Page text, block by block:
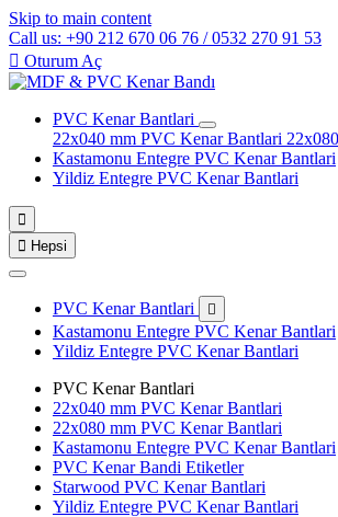
Skip to main content
Call us: +90 212 670 06 76 / 0532 270 91 53
 Oturum Aç
PVC Kenar Bantlari
22x040 mm PVC Kenar Bantlari
Kastamonu Entegre PVC Kenar Bantlari
Yildiz Entegre PVC Kenar Bantlari

 Hepsi
PVC Kenar Bantlari 
Kastamonu Entegre PVC Kenar Bantlari
Yildiz Entegre PVC Kenar Bantlari
PVC Kenar Bantlari
22x040 mm PVC Kenar Bantlari
22x080 mm PVC Kenar Bantlari
Kastamonu Entegre PVC Kenar Bantlari
PVC Kenar Bandi Etiketler
Starwood PVC Kenar Bantlari
Yildiz Entegre PVC Kenar Bantlari